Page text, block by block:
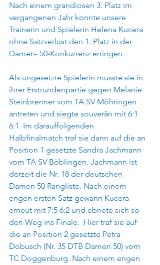
Nach einem grandiosen 3. Platz im
vergangenen Jahr konnte unsere
Trainerin und Spielerin Helena Kucera
ohne Satzverlust den 1. Platz in der
Damen- 50-Konkurrenz erringen.
Als ungesetzte Spielerin musste sie in
ihrer Erstrundenpartie gegen Melanie
Steinbrenner vom TA SV Möhringen
antreten und siegte souverän mit 6:1
6:1. Im darauffolgenden
Halbfinalmatch traf sie dann auf die an
Position 1 gesetzte Sandra Jachmann
vom TA SV Böblingen. Jachmann ist
derzeit die Nr. 18 der deutschen
Damen 50 Rangliste. Nach einem
engen ersten Satz gewann Kucera
erneut mit 7:5 6:2 und ebnete sich so
den Weg ins Finale.  Hier traf sie auf
die an Position 2 gesetzte Petra
Dobusch (Nr. 35 DTB Damen 50) vom
TC Doggenburg. Nach einem engen